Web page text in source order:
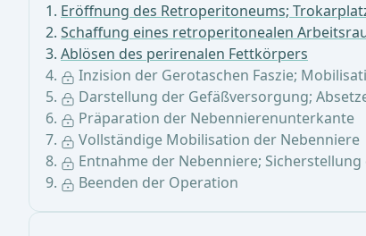
Eröffnung des Retroperitoneums;
Schaffung eines retroperitonealen
Ablösen des perirenalen Fettkörpers
Inzision der Gerotaschen Faszie;
Darstellung der Gefäßversorgung;
Präparation der Nebennierenunterkante
Vollständige Mobilisation der Nebenniere
Entnahme der Nebenniere;
Beenden der Operation